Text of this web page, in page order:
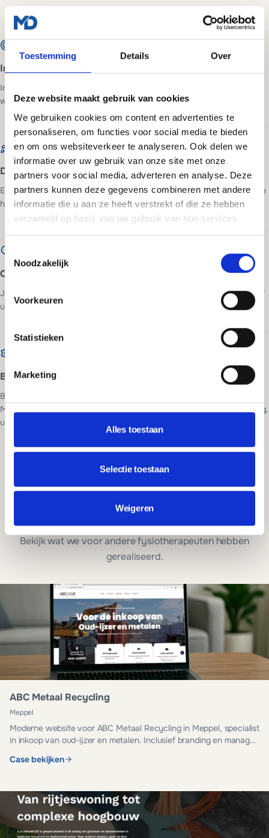
Toestemming Details Over
Deze website maakt gebruik van cookies
We gebruiken cookies om content en advertenties te
personaliseren, om functies voor social media te bieden
en om ons websiteverkeer te analyseren. Ook delen we
informatie over uw gebruik van onze site met onze
partners voor social media, adverteren en analyse. Deze
partners kunnen deze gegevens combineren met andere
informatie die u aan ze heeft verstrekt of die ze hebben
verzameld op basis van uw gebruik van hun services.
Toestemmingsselectie
Noodzakelijk
Voorkeuren
Statistieken
Marketing
Alles toestaan
Selectie toestaan
Weigeren
Intake en advies
In 20 minuten bespreken we je situatie, voor wie de site bedoeld is en
wat een bezoeker moet doen. Daarna weet je wat het kost.
Design en ontwikkeling
Een eigen ontwerp op basis van jouw huisstijl en doelgroep. Je ziet de
homepage voordat we ook maar iets bouwen.
Oplevering en lancering
Je website gaat live, volledig getest en klaar voor bezoekers. Inclusief
uitleg en overdracht.
Beheer en uitbreiding
Bij een eenmalig pakket leveren we de site werkend op. Kies je voor
Managed WordPress hosting, dan blijven we beschikbaar voor hosting,
updates en uitbreidingen zoals SEO of extra pagina's.
Plan een gratis adviesgesprek
Vraag offerte aan
Cases voor fysiotherapeuten
Bekijk wat we voor andere fysiotherapeuten hebben
gerealiseerd.
ABC Metaal Recycling
Meppel
Moderne website voor ABC Metaal Recycling in Meppel, specialist
in inkoop van oud-ijzer en metalen. Inclusief branding en managed
Case bekijken